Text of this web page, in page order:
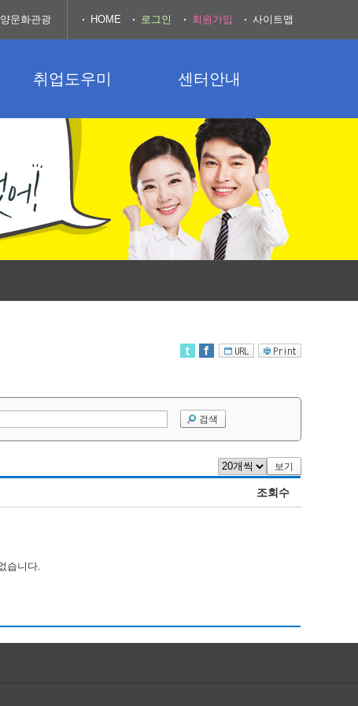
취업도우미 센터안내
문화관광 HOME 로그인 회원가입 사이트맵
검색
보기
조회수
습니다.